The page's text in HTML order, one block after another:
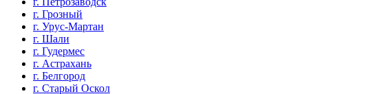
г. Грозный
г. Урус-Мартан
г. Шали
г. Гудермес
г. Астрахань
г. Белгород
г. Старый Оскол